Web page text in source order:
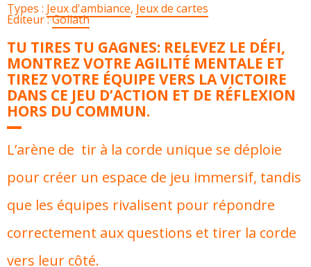
Types : Jeux d'ambiance, Jeux de cartes
Éditeur :Goliath
TU TIRES TU GAGNES: RELEVEZ LE DÉFI,
MONTREZ VOTRE AGILITÉ MENTALE ET
TIREZ VOTRE ÉQUIPE VERS LA VICTOIRE
DANS CE JEU D’ACTION ET DE RÉFLEXION
HORS DU COMMUN.
L’arène de tir à la corde unique se déploie
pour créer un espace de jeu immersif, tandis
que les équipes rivalisent pour répondre
correctement aux questions et tirer la corde
vers leur côté.